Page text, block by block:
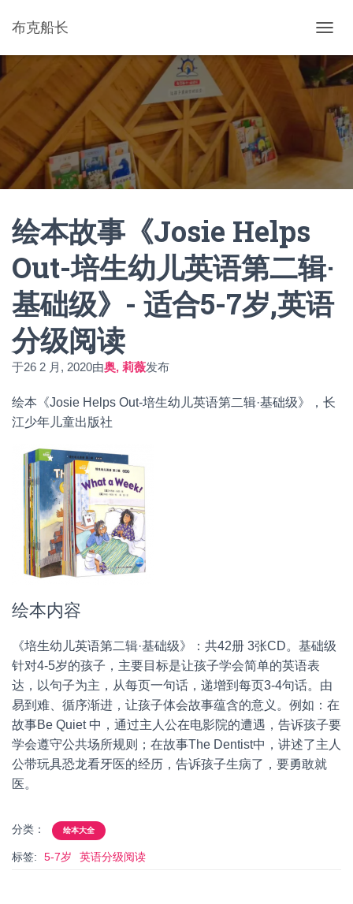
布克船长
换
航
绘本故事《Josie Helps
Out-培生幼儿英语第二辑·
基础级》- 适合5-7岁,英语
分级阅读
于26 2 月, 2020由奥, 莉薇发布
绘本《Josie Helps Out-培生幼儿英语第二辑·基础级》，长
江少年儿童出版社
绘本内容
《培生幼儿英语第二辑·基础级》：共42册 3张CD。基础级
针对4-5岁的孩子，主要目标是让孩子学会简单的英语表
达，以句子为主，从每页一句话，递增到每页3-4句话。由
易到难、循序渐进，让孩子体会故事蕴含的意义。例如：在
故事Be Quiet 中，通过主人公在电影院的遭遇，告诉孩子要
学会遵守公共场所规则；在故事The Dentist中，讲述了主人
公带玩具恐龙看牙医的经历，告诉孩子生病了，要勇敢就
医。
分类： 绘本大全
标签: 5-7岁 英语分级阅读